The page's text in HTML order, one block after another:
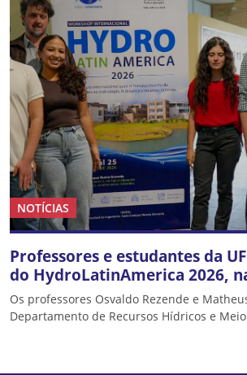
NOTÍCIAS
Professores e estudantes da
do HydroLatinAmerica 2026,
Os professores Osvaldo Rezende e
Departamento de Recursos Hídricos e